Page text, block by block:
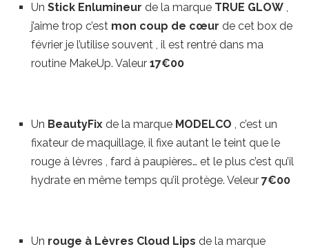
Un Stick Enlumineur de la marque TRUE GLOW ,
j’aime trop c’est mon coup de cœur de cet box de
février je l’utilise souvent , il est rentré dans ma
routine MakeUp. Valeur 17€00
Un BeautyFix de la marque MODELCO , c’est un
fixateur de maquillage, il fixe autant le teint que le
rouge à lèvres , fard à paupières… et le plus c’est qu’il
hydrate en même temps qu’il protège. Veleur 7€00
Un rouge à Lèvres Cloud Lips de la marque